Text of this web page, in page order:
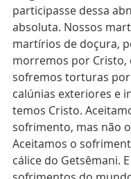
participasse dessa
absoluta. Nossos
martírios de doçura,
morremos por Cristo,
sofremos torturas por
calúnias exteriores e
temos Cristo.
sofrimento, mas não
Aceitamos o
cálice do Getsêmani.